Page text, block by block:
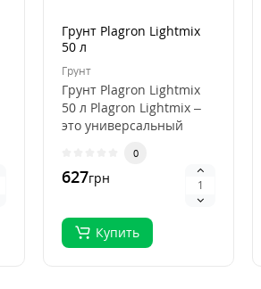
Грунт Plagron Lightmix
50 л
Грунт
Грунт Plagron Lightmix
50 л Plagron Lightmix –
это универсальный
выращивания..
0
627грн
Купить